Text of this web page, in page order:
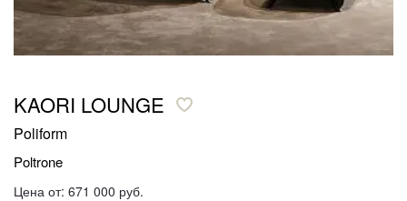
KAORI LOUNGE
Poliform
Poltrone
Цена от: 671 000 руб.